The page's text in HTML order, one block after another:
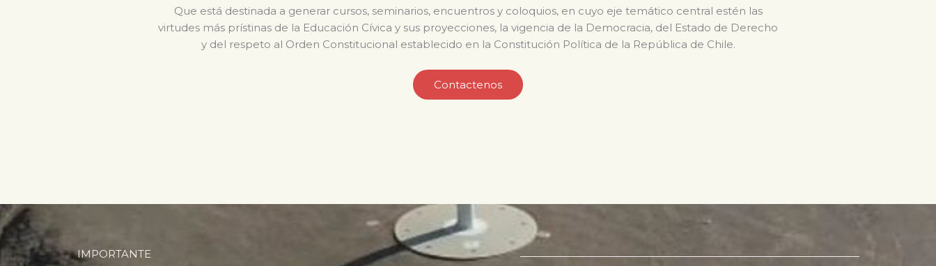
Que está destinada a generar cursos, seminarios, encuentros y coloquios, en cuyo eje temático central estén las
virtudes más prístinas de la Educación Cívica y sus proyecciones, la vigencia de la Democracia, del Estado de Derecho
y del respeto al Orden Constitucional establecido en la Constitución Política de la República de Chile.
Contactenos
IMPORTANTE